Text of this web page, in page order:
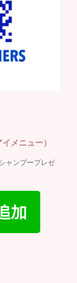
メニュー）
ャンプープレゼ